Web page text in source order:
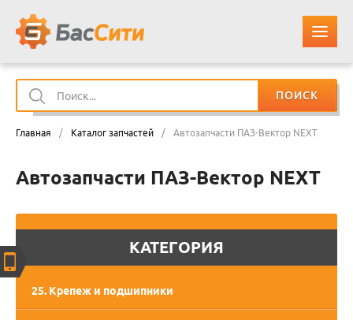
ПОИСК
Главная / Каталог запчастей / Автозапчасти ПАЗ-Вектор NEXT
Автозапчасти ПАЗ-Вектор NEXT
КАТЕГОРИЯ
25. Крепеж и подшипники
КОНТАКТЫ